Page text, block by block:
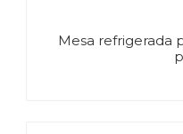
Mesa refrigerada